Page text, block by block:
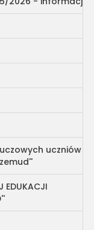
uczniów
EDUKACJI